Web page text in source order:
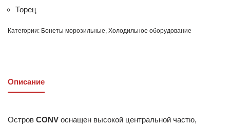
Торец
Категории: Бонеты морозильные, Холодильное оборудование
Описание
Остров CONV оснащен высокой центральной частю,